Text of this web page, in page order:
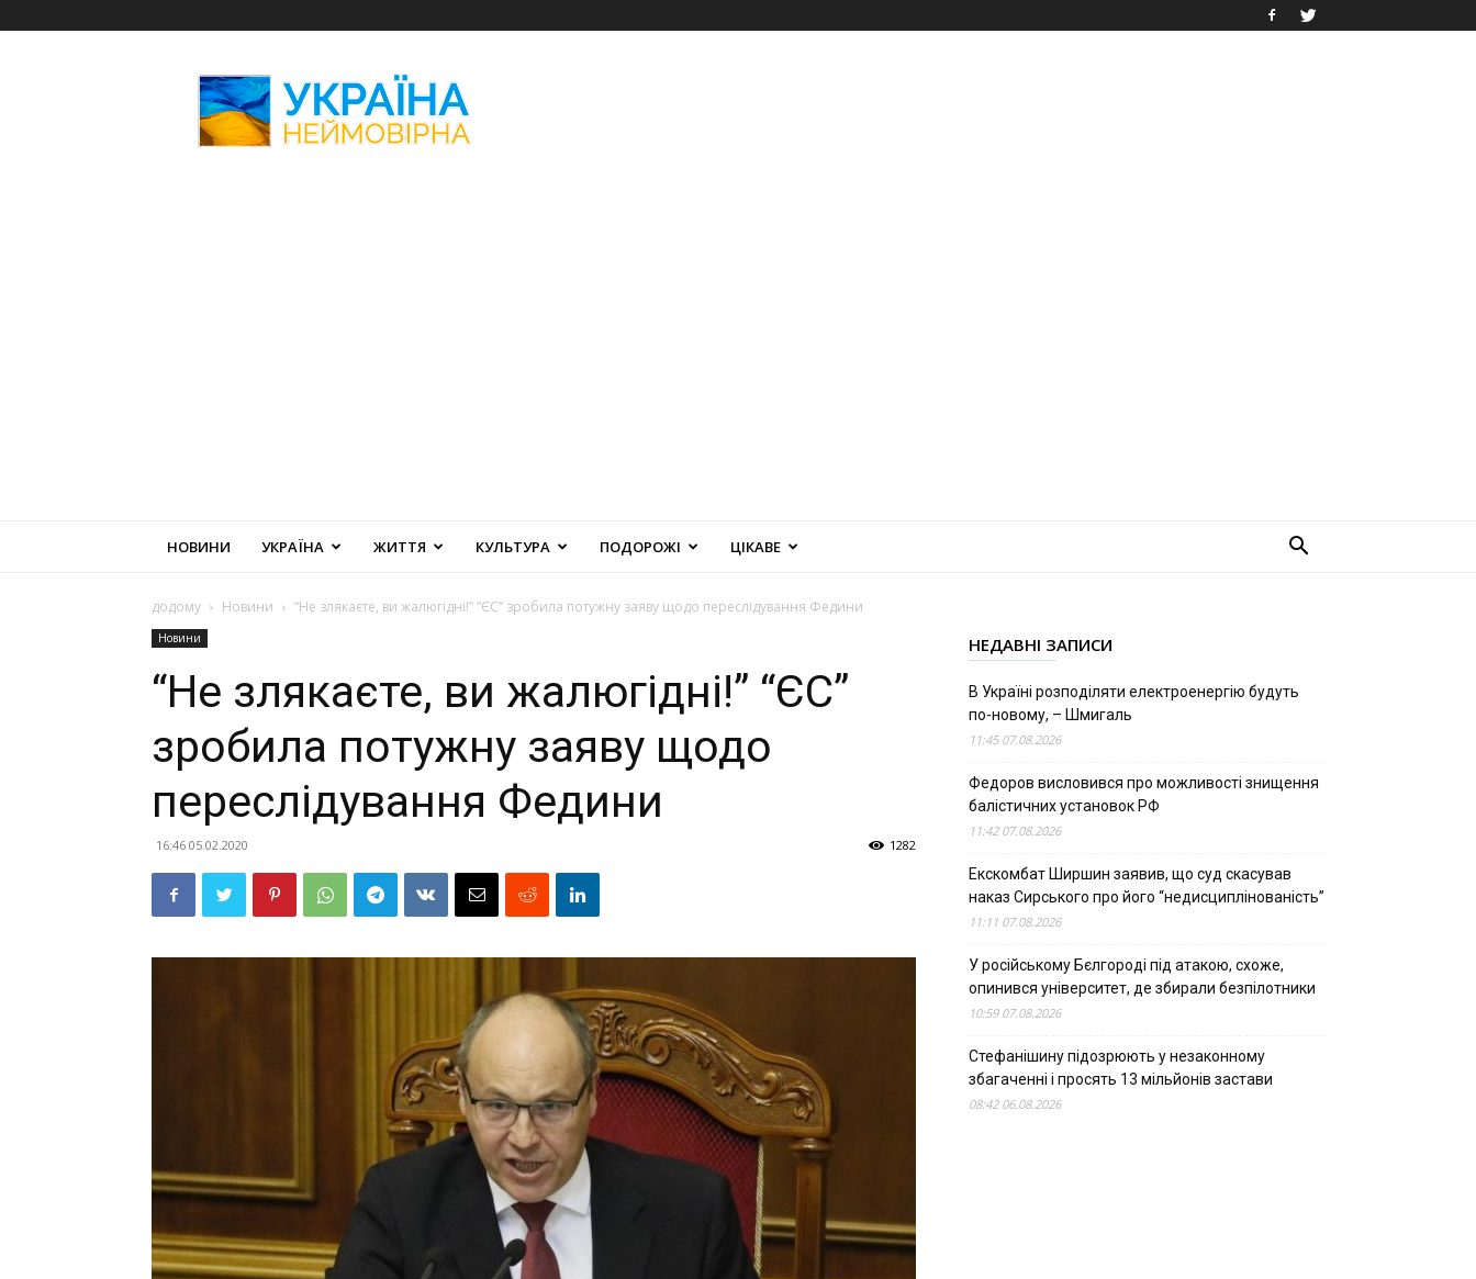
Неймовірна
НОВИНИ УКРАЇНА ЖИТТЯ КУЛЬТУРА ПОДОРОЖІ ЦІКАВЕ
додому Новини “Не злякаєте, ви жалюгідні!” “ЄС” зробила потужну заяву щодо переслідування Федини
Новини
“Не злякаєте, ви жалюгідні!” “ЄС”
зробила потужну заяву щодо
переслідування Федини
16:46 05.02.2020 1282
НЕДАВНІ ЗАПИСИ
В Україні розподіляти електроенергію будуть
по-новому, – Шмигаль
11:45 07.08.2026
Федоров висловився про можливості знищення
балістичних установок РФ
11:42 07.08.2026
Екскомбат Ширшин заявив, що суд скасував
наказ Сирського про його “недисциплінованість”
11:11 07.08.2026
У російському Бєлгороді під атакою, схоже,
опинився університет, де збирали безпілотники
10:59 07.08.2026
Стефанішину підозрюють у незаконному
збагаченні і просять 13 мільйонів застави
08:42 06.08.2026